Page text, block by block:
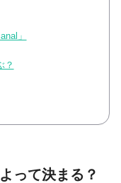
」
？
って決まる？